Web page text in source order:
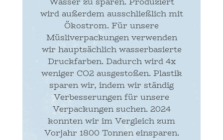
wird außerdem ausschließlich mit
Ökostrom. Für unsere
Müsliverpackungen verwenden
wir hauptsächlich wasserbasierte
Druckfarben. Dadurch wird 4x
weniger CO2 ausgestoßen. Plastik
sparen wir, indem wir ständig
Verbesserungen für unsere
Verpackungen suchen. 2024
konnten wir im Vergleich zum
Vorjahr 1800 Tonnen einsparen.